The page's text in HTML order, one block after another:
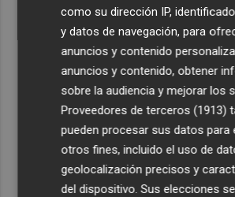
El homenaje a Ferran Torres en Foios,
Ferran Torres, recibido con un baño
pueblo: "Allá donde voy siempre digo
Foios se vuelca con Ferran Torres
La serie murciana protagonizada por
peluche malhablado y gamberro que
redes: así es 'Yván y Lolo'
como su dirección IP,
y datos de navegación, para
anuncios y contenido
anuncios y contenido, obtener
sobre la audiencia y mejorar los
Proveedores de terceros (1913)
pueden procesar sus datos para
otros fines, incluido el uso de
geolocalización precisos y
del dispositivo. Sus elecciones